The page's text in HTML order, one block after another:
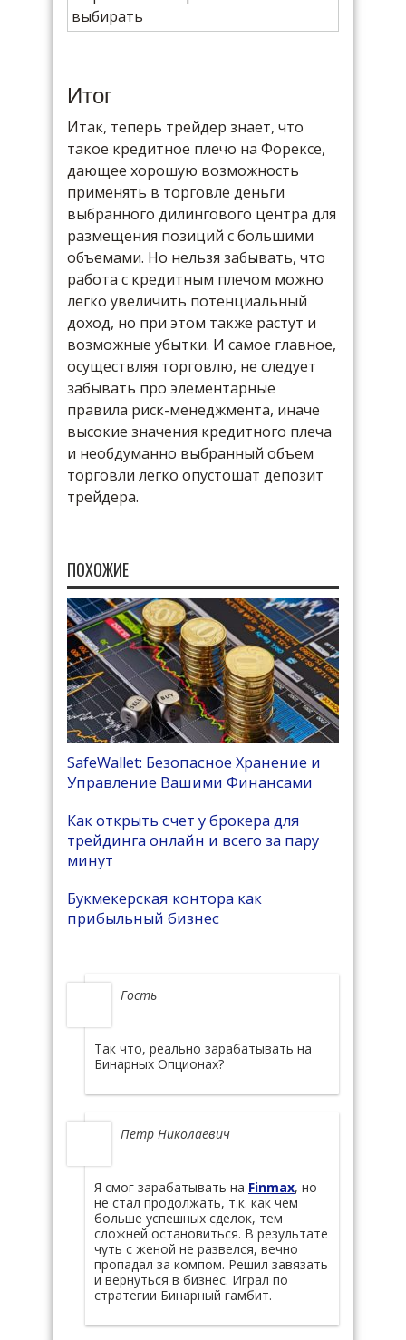
Итог
Итак, теперь трейдер знает, что
такое кредитное плечо на Форексе,
дающее хорошую возможность
применять в торговле деньги
выбранного дилингового центра для
размещения позиций с большими
объемами. Но нельзя забывать, что
работа с кредитным плечом можно
легко увеличить потенциальный
доход, но при этом также растут и
возможные убытки. И самое главное,
осуществляя торговлю, не следует
забывать про элементарные
правила риск-менеджмента, иначе
высокие значения кредитного плеча
и необдуманно выбранный объем
торговли легко опустошат депозит
трейдера.
ПОХОЖИЕ
SafeWallet: Безопасное Хранение и
Управление Вашими Финансами
Как открыть счет у брокера для
трейдинга онлайн и всего за пару
минут
Букмекерская контора как
прибыльный бизнес
Гость
Так что, реально зарабатывать на
Бинарных Опционах?
Петр Николаевич
Я смог зарабатывать на Finmax, но
не стал продолжать, т.к. как чем
больше успешных сделок, тем
сложней остановиться. В результате
чуть с женой не развелся, вечно
пропадал за компом. Решил завязать
и вернуться в бизнес. Играл по
стратегии Бинарный гамбит.